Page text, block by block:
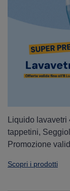
Liquido
tappetini,
Promozione
Scopri i prodotti